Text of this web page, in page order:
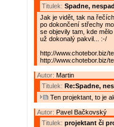
Titulek: Spadne,
Jak je vidět, tak na
po dokončení střechy
se objevily tam, kde
už dokonalý pakvil... :-/
http://www.chotebor.biz/
http://www.chotebor.biz/
Autor: Martin
Titulek: Re:Spadne,
Ten projektant, to je
Autor: Pavel Bačkovský
Titulek: projektant či